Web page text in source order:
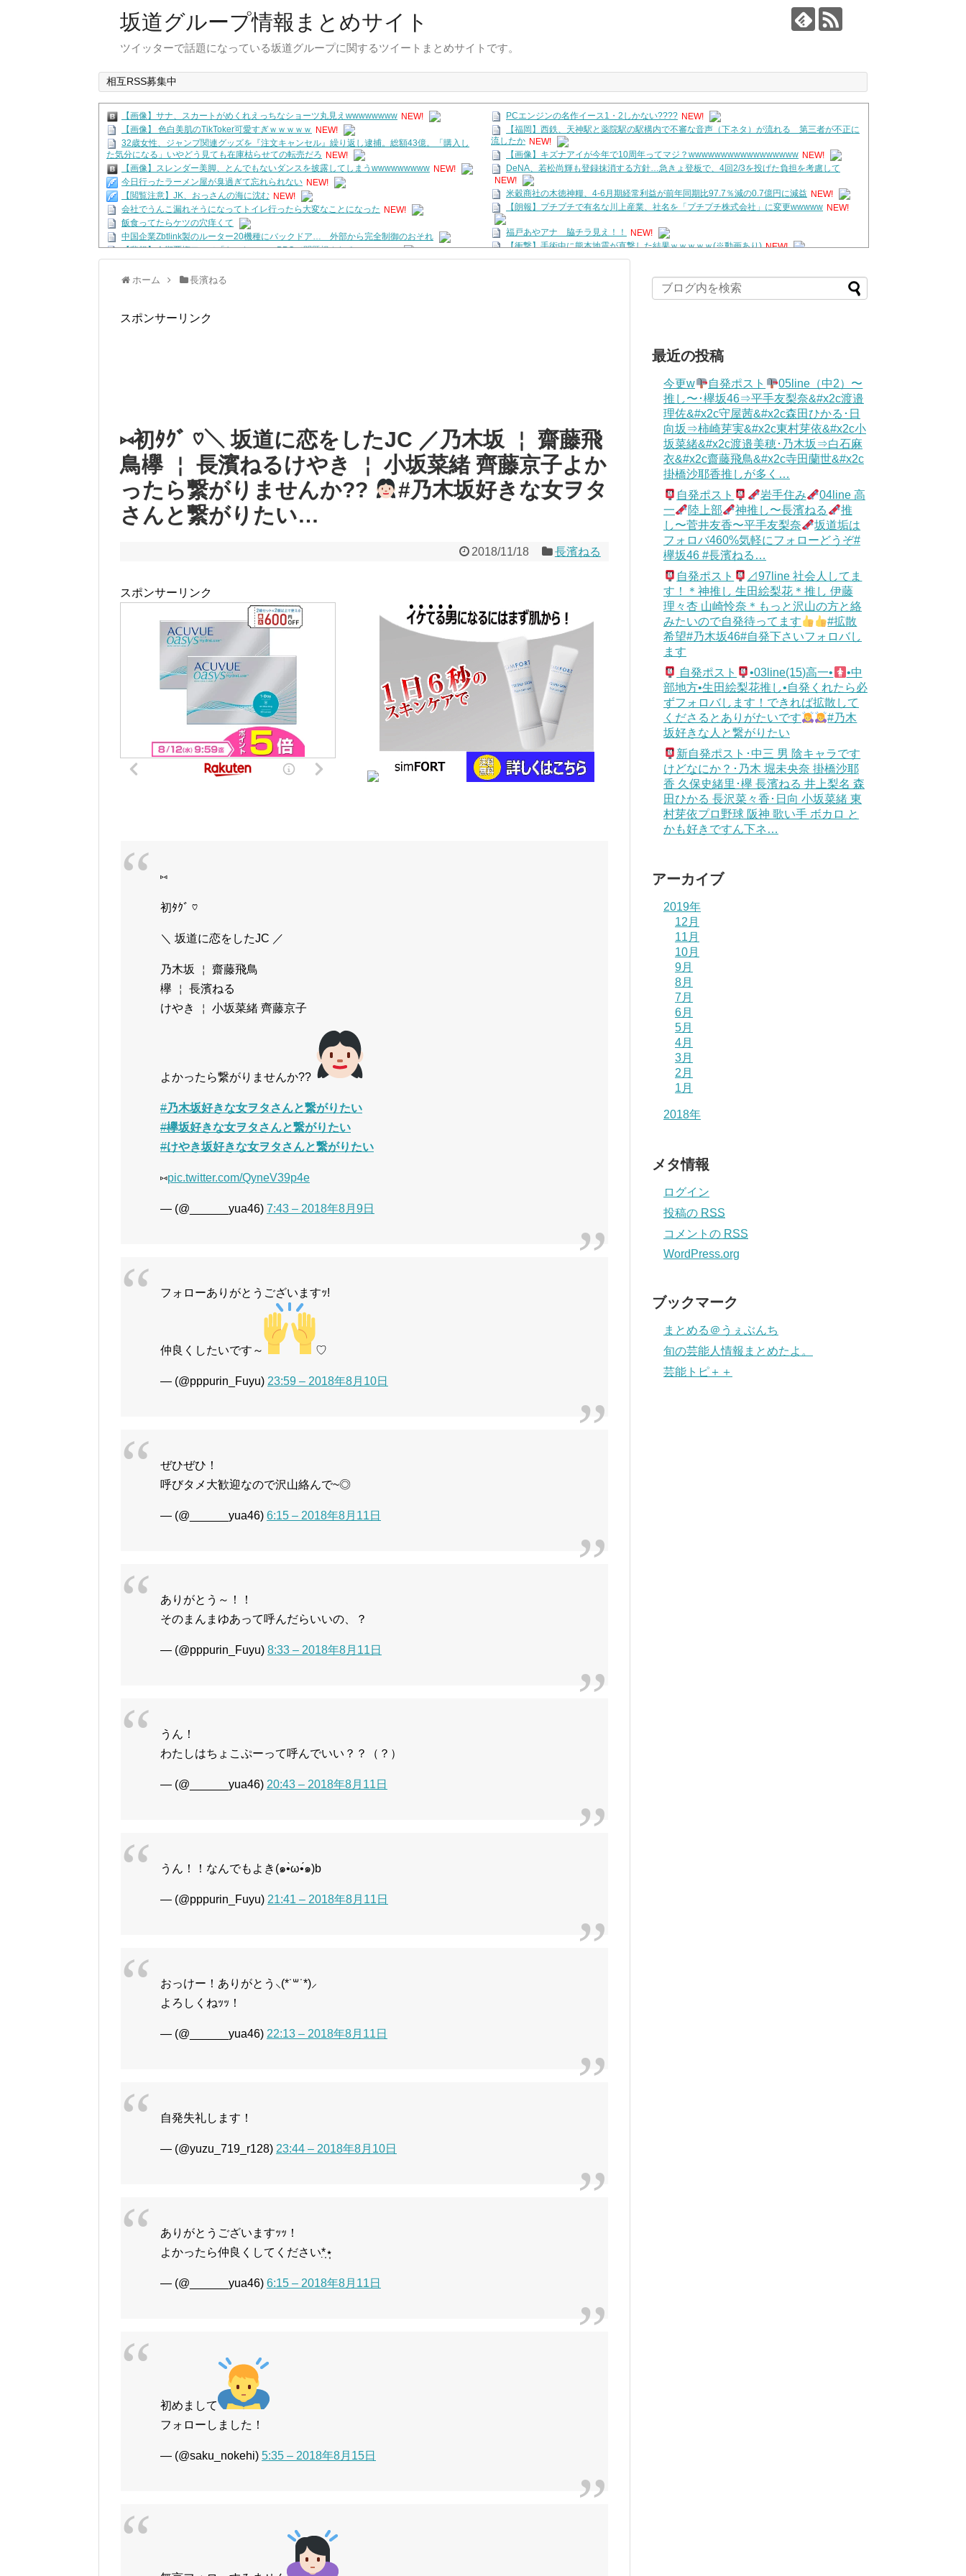
坂道グループ情報まとめサイト
ツイッターで話題になっている坂道グループに関するツイートまとめサイトです。
相互RSS募集中
【画像】サナ、スカートがめくれえっちなショーツ丸見えwwwwwwww NEW!
【画像】 色白美肌のTikToker可愛すぎｗｗｗｗｗ NEW!
32歳女性、ジャンプ関連グッズを『注文キャンセル』繰り返し逮捕。総額43億。「購入し
た気分になる」いやどう見ても在庫枯らせての転売だろ NEW!
【画像】スレンダー美脚、とんでもないダンスを披露してしまうwwwwwwwww NEW!
今日行ったラーメン屋が臭過ぎて忘れられない NEW!
【閲覧注意】JK、おっさんの海に沈む NEW!
会社でうんこ漏れそうになってトイレ行ったら大変なことになった NEW!
飯食ってたらケツの穴痒くて
中国企業Zbtlink製のルーター20機種にバックドア… 外部から完全制御のおそれ
【悲報】今期覇権アニメ「ヤニねこ」、BPOで問題視されるｗｗｗｗｗ
ゃね？
【6/14(火)】
弟の元カノからのメール「先輩、私は今不幸です。 なんでか知ってますよね。私が不幸な
こと。 ○（弟）にも知って欲しいので転送して下さい。私は不幸だと。」←？
コトメがイタリアから帰ってきて、コトメ「娘を返して」←３歳だった自分の娘を自分勝手
な理由で預けたのは誰だよ
【悲報】ヒロアカ腐女子、人気投票で躍動しまくるｗ
ヒロアカの麗日お茶子ちゃんって何で人気ないの？
PCエンジンの名作イース1・2しかない???? NEW!
【福岡】西鉄、天神駅と薬院駅の駅構内で不審な音声（下ネタ）が流れる 第三者が不正に
流したか NEW!
【画像】キズナアイが今年で10周年ってマジ？wwwwwwwwwwwwwwwww NEW!
DeNA、若松尚輝も登録抹消する方針…急きょ登板で、4回2/3を投げた負担を考慮して
NEW!
米穀商社の木徳神糧、4-6月期経常利益が前年同期比97.7％減の0.7億円に減益 NEW!
【朗報】プチプチで有名な川上産業、社名を「プチプチ株式会社」に変更wwwww NEW!
福戸あやアナ 脇チラ見え！！
NEW!
【衝撃】手術中に熊本地震が直撃した結果ｗｗｗｗｗ(※動画あり) NEW!
【画像】Hカップグラドル「私を愛してね！」
【令和最強グラドル】最新の菊地姫奈さん NEW!
【衝撃】ワイ「豆腐、150g×2丁で250円か…高いけど美味そうだし一丁買ってみるか！」
中居正広「今からでも遅くないからケアしたほうがいいって言われた」
【訃報】突然死したR18漫画家さん、最期のツイートがとんでもない・・・
杉並区長「私の息子、ベルギーで大学に行っています！学費っていう概念ないんですよ。登
録料10万円！日本の常識は世界の常識じやない！」
メンタリストDaigo『芸能界に枕営業はある。』武井壮『芸能界に枕営業は無い。』←これ
どっち？
メンタリストDaigo『芸能界に枕営業はある。』武井壮『芸能界に枕営業は無い。』←これ
どっち？
Powered by livedoor 相互RSS
ホーム 長濱ねる
スポンサーリンク
⑅初ﾀｸﾞ ♡＼ 坂道に恋をしたJC ／乃木坂 ￤ 齋藤飛
鳥欅 ￤ 長濱ねるけやき ￤ 小坂菜緒 齊藤京子よか
ったら繋がりませんか??
#乃木坂好きな女ヲタ
さんと繋がりたい…
2018/11/18 長濱ねる
スポンサーリンク
⑅
初ﾀｸﾞ ♡
＼ 坂道に恋をしたJC ／
乃木坂 ￤ 齋藤飛鳥
欅 ￤ 長濱ねる
けやき ￤ 小坂菜緒 齊藤京子
よかったら繋がりませんか??
#乃木坂好きな女ヲタさんと繋がりたい
#欅坂好きな女ヲタさんと繋がりたい
#けやき坂好きな女ヲタさんと繋がりたい
⑅pic.twitter.com/QyneV39p4e
— (@______yua46) 7:43 – 2018年8月9日
フォローありがとうございますｯ!
仲良くしたいです～ ♡
— (@pppurin_Fuyu) 23:59 – 2018年8月10日
ぜひぜひ！
呼びタメ大歓迎なので沢山絡んで~◎
— (@______yua46) 6:15 – 2018年8月11日
ありがとう～！！
そのまんまゆあって呼んだらいいの、？
— (@pppurin_Fuyu) 8:33 – 2018年8月11日
うん！
わたしはちょこぷーって呼んでいい？？（？）
— (@______yua46) 20:43 – 2018年8月11日
うん！！なんでもよき(๑•̀ω•́๑)b
— (@pppurin_Fuyu) 21:41 – 2018年8月11日
おっけー！ありがとう⸜(*˙꒳˙*)⸝
よろしくねｯｯ！
— (@______yua46) 22:13 – 2018年8月11日
自発失礼します！
— (@yuzu_719_r128) 23:44 – 2018年8月10日
ありがとうございますｯｯ！
よかったら仲良くしてください*̣̩⋆̩
— (@______yua46) 6:15 – 2018年8月11日
初めまして
フォローしました！
— (@saku_nokehi) 5:35 – 2018年8月15日
最近の投稿
今更w 自発ポスト
05line（中2）〜
推し〜･欅坂46⇒平手友梨奈&#x2c渡邉
理佐&#x2c守屋茜&#x2c森田ひかる･日
向坂⇒柿崎芽実&#x2c東村芽依&#x2c小
坂菜緒&#x2c渡邉美穂･乃木坂⇒白石麻
衣&#x2c齋藤飛鳥&#x2c寺田蘭世&#x2c
掛橋沙耶香推しが多く…
自発ポスト
岩手住み
04line 高
一
陸上部 神推し〜長濱ねる
推
し〜菅井友香〜平手友梨奈
坂道垢は
フォロバ460%気軽にフォローどうぞ#
欅坂46 #長濱ねる…
自発ポスト
⊿97line 社会人してま
す！＊神推し 生田絵梨花＊推し 伊藤
理々杏 山崎怜奈＊もっと沢山の方と絡
みたいので自発待ってます
#拡散
希望#乃木坂46#自発下さいフォロバし
ます
自発ポスト
•03line(15)高一•
•中
部地方•生田絵梨花推し•自発くれたら必
ずフォロバします！できれば拡散して
くださるとありがたいです
#乃木
坂好きな人と繋がりたい
新自発ポスト･中三 男 陰キャラです
けどなにか？･乃木 堀未央奈 掛橋沙耶
香 久保史緒里･欅 長濱ねる 井上梨名 森
田ひかる 長沢菜々香･日向 小坂菜緒 東
村芽依プロ野球 阪神 歌い手 ボカロ と
かも好きですん下ネ…
アーカイブ
2019年
12月
11月
10月
9月
8月
7月
6月
5月
4月
3月
2月
1月
2018年
メタ情報
ログイン
投稿の RSS
コメントの RSS
WordPress.org
ブックマーク
まとめる＠うぇぶんち
旬の芸能人情報まとめたよ。
芸能トピ＋＋